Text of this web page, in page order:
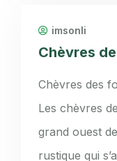
imsonli
Chèvres
Chèvres des
Les chèvres
grand ouest
rustique qui